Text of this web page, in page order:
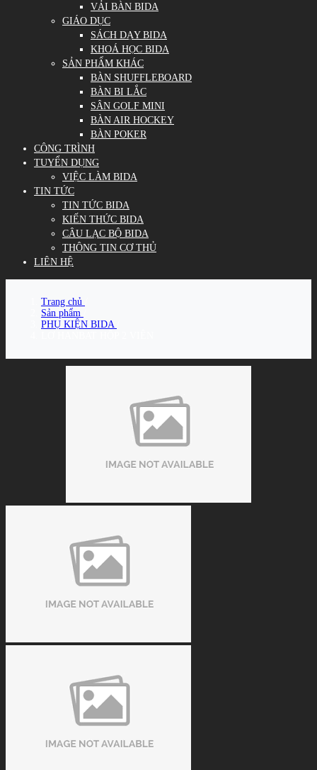
VẢI BÀN BIDA
GIÁO DỤC
SÁCH DẠY BIDA
KHOÁ HỌC BIDA
SẢN PHẨM KHÁC
BÀN SHUFFLEBOARD
BÀN BI LẮC
SÂN GOLF MINI
BÀN AIR HOCKEY
BÀN POKER
CÔNG TRÌNH
TUYỂN DỤNG
VIỆC LÀM BIDA
TIN TỨC
TIN TỨC BIDA
KIẾN THỨC BIDA
CÂU LẠC BỘ BIDA
THÔNG TIN CƠ THỦ
LIÊN HỆ
Trang chủ
Sản phẩm
PHỤ KIỆN BIDA